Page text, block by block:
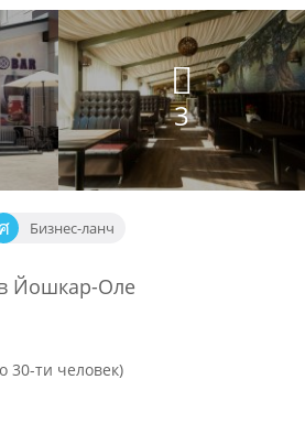
3
Бизнес-ланч
Йошкар-Оле
30-ти человек)